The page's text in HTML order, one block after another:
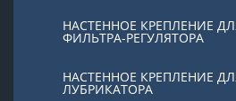
НАСТЕННОЕ КРЕПЛЕНИЕ
ФИЛЬТРА-РЕГУЛЯТОРА
НАСТЕННОЕ КРЕПЛЕНИЕ
ЛУБРИКАТОРА